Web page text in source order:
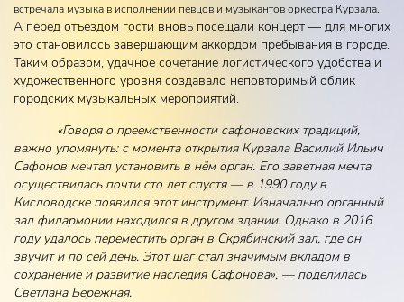
встречала музыка в исполнении певцов и музыкантов оркестра Курзала.
А перед отъездом гости вновь посещали концерт — для многих
это становилось завершающим аккордом пребывания в городе.
Таким образом, удачное сочетание логистического удобства и
художественного уровня создавало неповторимый облик
городских музыкальных мероприятий.
«Говоря о преемственности сафоновских традиций,
важно упомянуть: с момента открытия Курзала Василий Ильич
Сафонов мечтал установить в нём орган. Его заветная мечта
осуществилась почти сто лет спустя — в 1990 году в
Кисловодске появился этот инструмент. Изначально органный
зал филармонии находился в другом здании. Однако в 2016
году удалось переместить орган в Скрябинский зал, где он
звучит и по сей день. Этот шаг стал значимым вкладом в
сохранение и развитие наследия Сафонова», — поделилась
Светлана Бережная.